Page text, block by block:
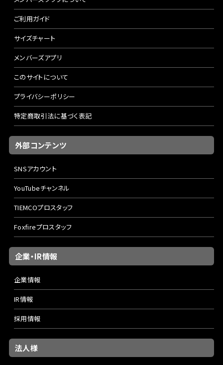
ご利用ガイド
サイズチャート
メンバーズアプリ
このサイトについて
プライバシーポリシー
特定商取引法に基づく表記
外部コンテンツ
SNSアカウント
YouTubeチャンネル
TIEMCOプロスタッフ
Foxfireプロスタッフ
企業・IR情報
企業情報
IR情報
採用情報
法人様